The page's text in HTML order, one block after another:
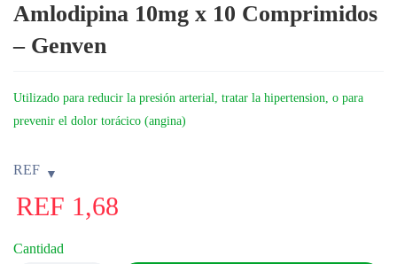
Amlodipina 10mg x 10 Comprimidos
– Genven
Utilizado para reducir la presión arterial, tratar la hipertension, o para
prevenir el dolor torácico (angina)
REF
REF 1,68
Cantidad